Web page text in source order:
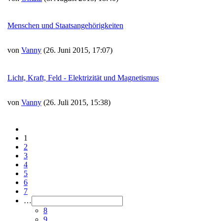
Menschen und Staatsangehörigkeiten
von Vanny (26. Juni 2015, 17:07)
Licht, Kraft, Feld - Elektrizität und Magnetismus
von Vanny (26. Juli 2015, 15:38)
1
2
3
4
5
6
7
…
8